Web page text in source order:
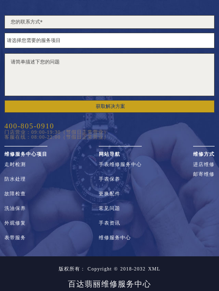
获取解决方案
400-805-0910
门店营业：09:00-19:30（节假日正常营业）
客服在线：08:00-22:00（节假日正常营业）
维修服务中心项目
走时检测
防水处理
故障检查
洗油保养
外观修复
表带服务
网站导航
手表维修服务中心
手表保养
更换配件
常见问题
手表资讯
维修服务中心
维修方式
进店维修
邮寄维修
版权所有： Copyright © 2018-2032 XML
百达翡丽维修服务中心